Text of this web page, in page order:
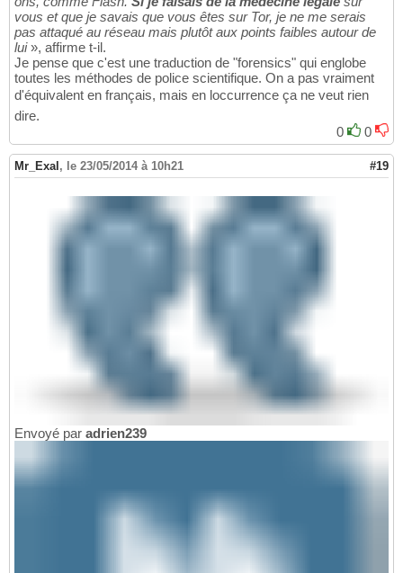
vous et que je savais que vous êtes sur Tor, je ne me serais
pas attaqué au réseau mais plutôt aux points faibles autour de
lui», affirme t-il.
Je pense que c'est une traduction de "forensics" qui englobe
toutes les méthodes de police scientifique. On a pas vraiment
d'équivalent en français, mais en loccurrence ça ne veut rien
dire.
0
0
Mr_Exal , le 23/05/2014 à 10h21 #19
Envoyé par adrien239